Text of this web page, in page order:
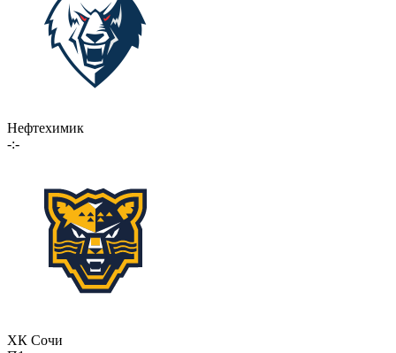
Нефтехимик
-:-
ХК Сочи